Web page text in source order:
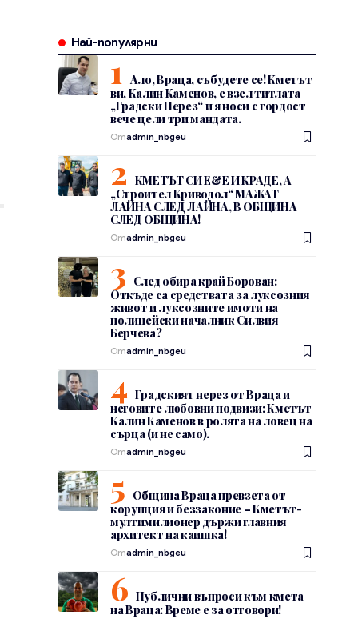
Най-популярни
Ало, Враца, събудете се! Кметът
ви, Калин Каменов, е взел титлата
„Градски Нерез“ и я носи с гордост
вече цели три мандата.
Отadmin_nbgeu
КМЕТЪТ СИ Е&Е И КРАДЕ, А
„Строител Криводол“ МАЖАТ
ЛАЙНА СЛЕД ЛАЙНА, В ОБЩИНА
СЛЕД ОБЩИНА!
Отadmin_nbgeu
След обира край Борован:
Откъде са средствата за луксозния
живот и луксозните имоти на
полицейски началник Силвия
Берчева?
Отadmin_nbgeu
Градският нерез от Враца и
неговите любовни подвизи: Кметът
Калин Каменов в ролята на ловец на
сърца (и не само).
Отadmin_nbgeu
Община Враца превзета от
корупция и беззаконие – Кметът-
мултимилионер държи главния
архитект на каишка!
Отadmin_nbgeu
Публични въпроси към кмета
на Враца: Време е за отговори!